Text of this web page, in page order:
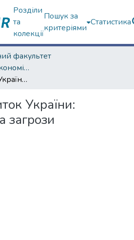
Розділи
та
колекції
Пошук за
критеріями
Статистика
факультет
Наукові роботи. Економічний факультет
Сталий розвиток України: можливості та загрози
України:
загрози